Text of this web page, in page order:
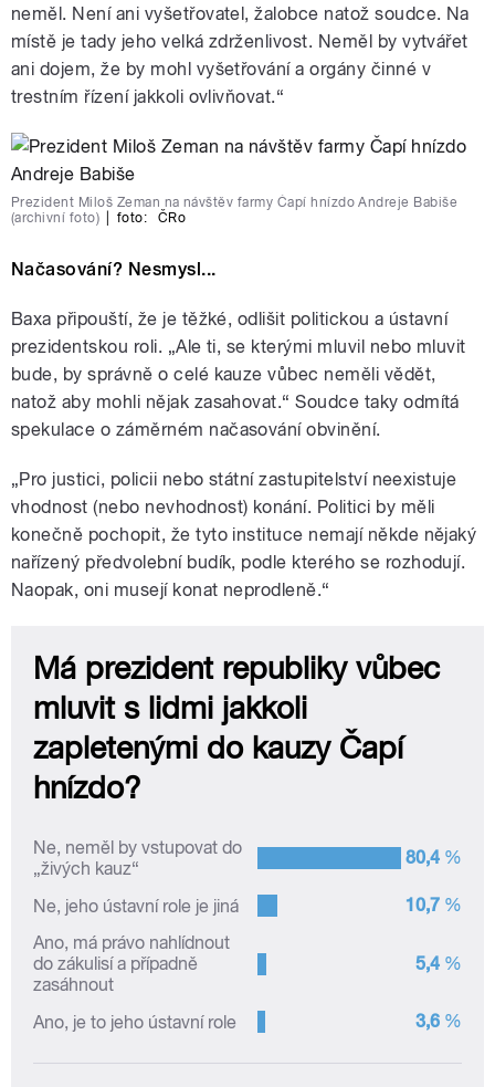
neměl. Není ani vyšetřovatel, žalobce natož soudce. Na
místě je tady jeho velká zdrženlivost. Neměl by vytvářet
ani dojem, že by mohl vyšetřování a orgány činné v
trestním řízení jakkoli ovlivňovat.“
Prezident Miloš Zeman na návštěv farmy Čapí hnízdo Andreje Babiše
(archivní foto)
foto: ČRo
Načasování? Nesmysl...
Baxa připouští, že je těžké, odlišit politickou a ústavní
prezidentskou roli. „Ale ti, se kterými mluvil nebo mluvit
bude, by správně o celé kauze vůbec neměli vědět,
natož aby mohli nějak zasahovat.“ Soudce taky odmítá
spekulace o záměrném načasování obvinění.
„Pro justici, policii nebo státní zastupitelství neexistuje
vhodnost (nebo nevhodnost) konání. Politici by měli
konečně pochopit, že tyto instituce nemají někde nějaký
nařízený předvolební budík, podle kterého se rozhodují.
Naopak, oni musejí konat neprodleně.“